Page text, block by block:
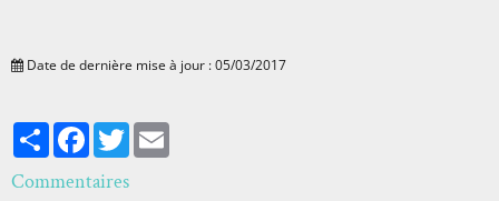
Date de dernière mise à jour : 05/03/2017
PartagerFacebook
Twitter
Commentaires